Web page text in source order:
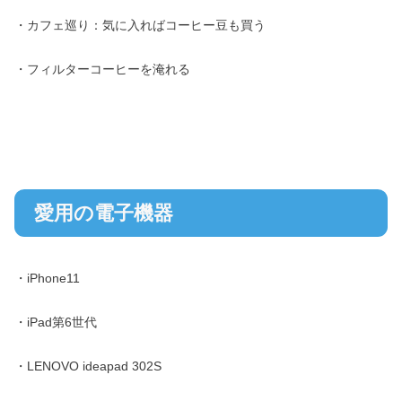
・カフェ巡り：気に入ればコーヒー豆も買う
・フィルターコーヒーを淹れる
愛用の電子機器
・iPhone11
・iPad第6世代
・LENOVO ideapad 302S